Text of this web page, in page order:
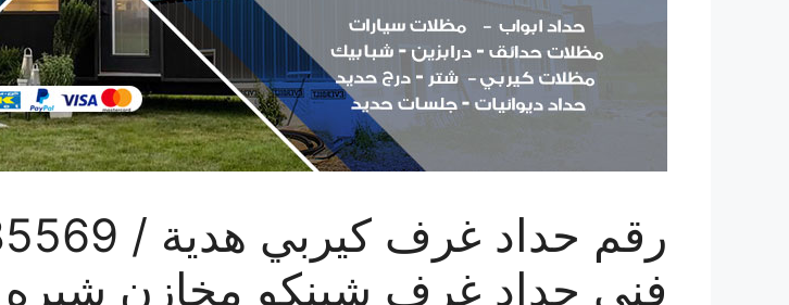
فني حداد غرف شينكو مخازن شبره